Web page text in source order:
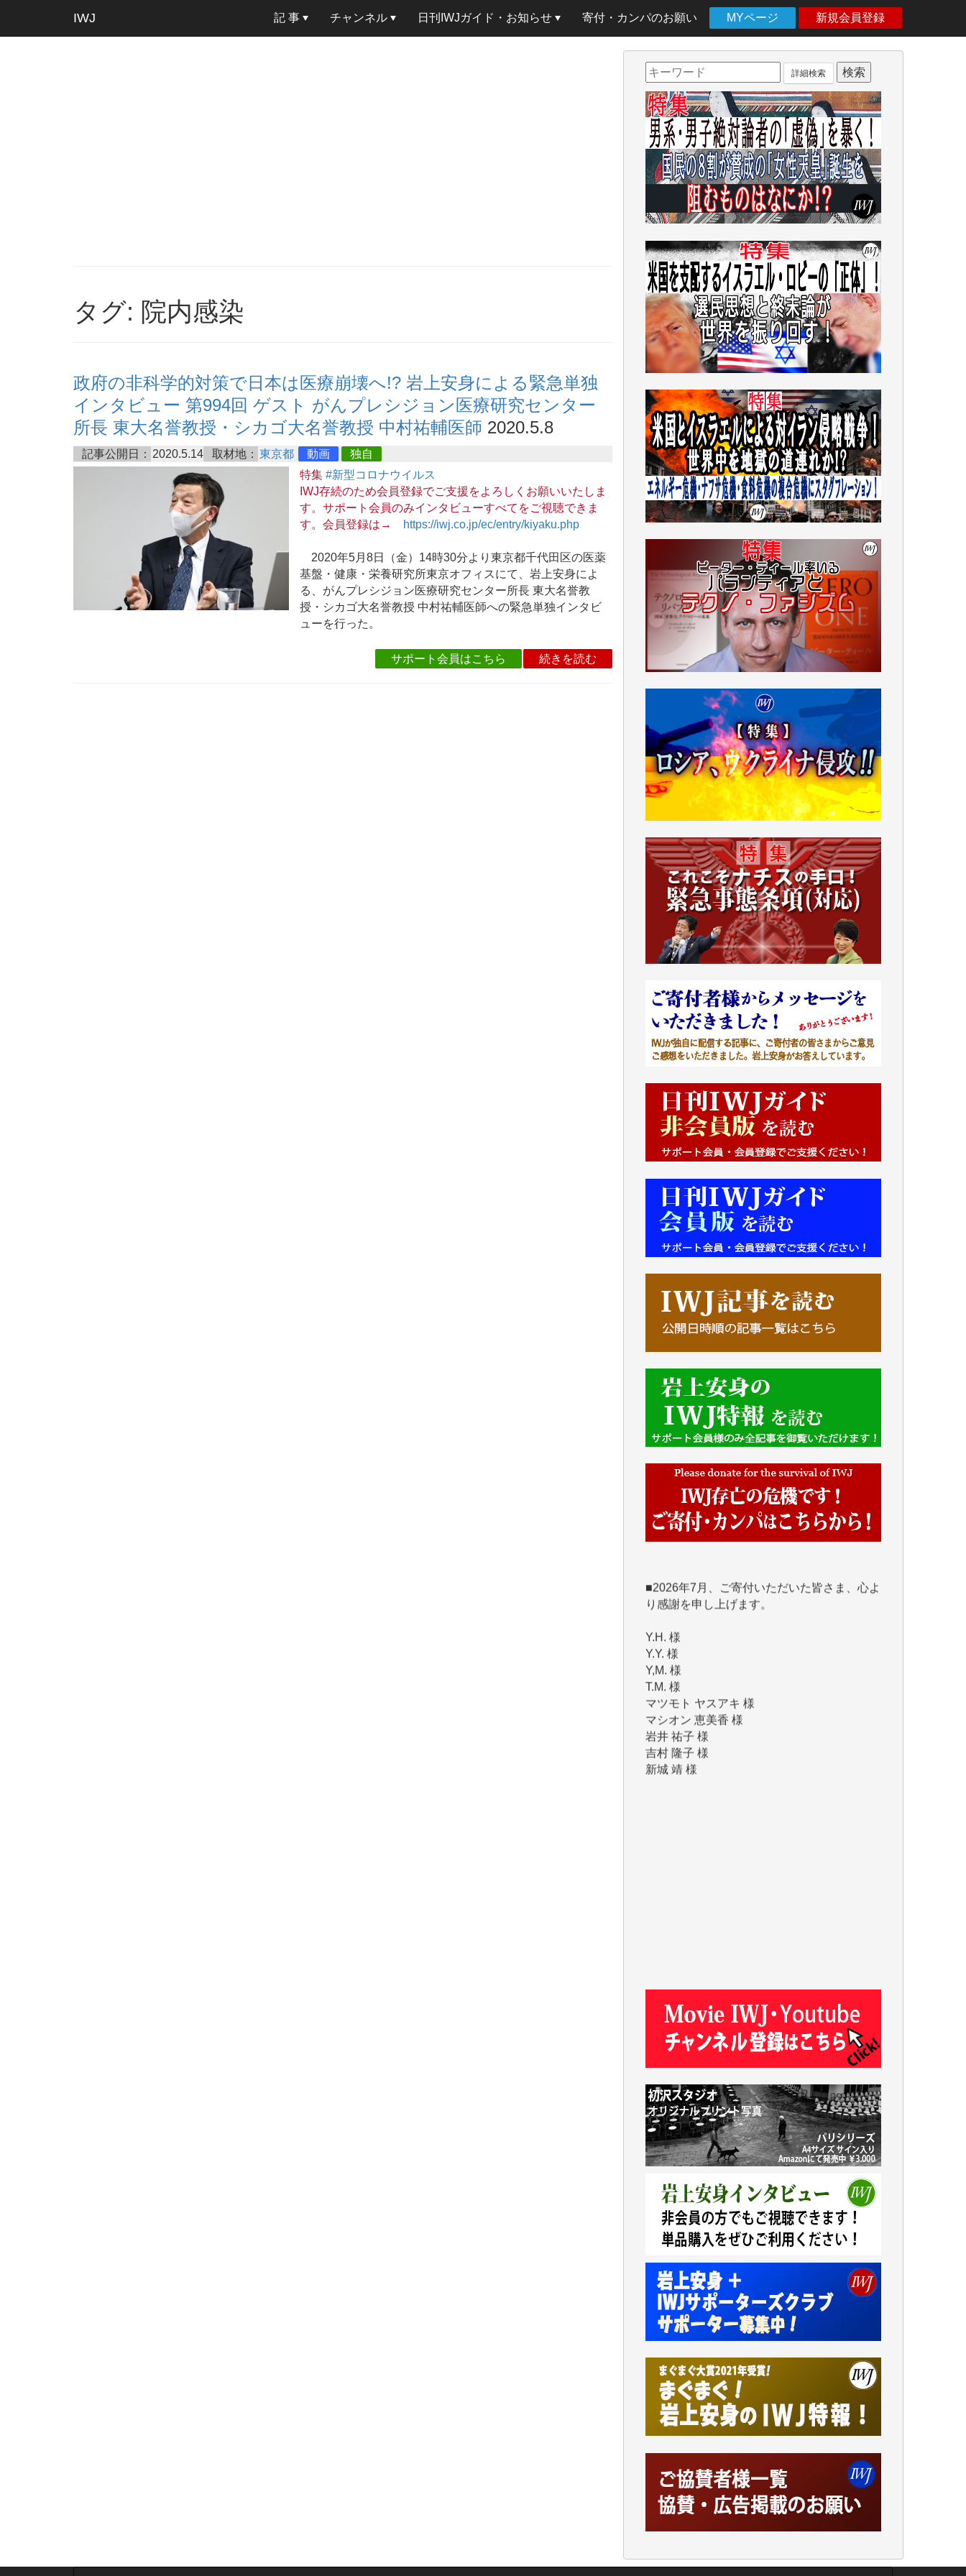
IWJ 記 事 チャンネル 日刊IWJガイド・お知らせ 寄付・カンパのお願い MYページ 新規会員登録
タグ: 院内感染
政府の非科学的対策で日本は医療崩壊へ!? 岩上安身による緊急単独
インタビュー 第994回 ゲスト がんプレシジョン医療研究センター
所長 東大名誉教授・シカゴ大名誉教授 中村祐輔医師 2020.5.8
記事公開日： 2020.5.14 取材地： 東京都 動画
独自
特集 #新型コロナウイルス
IWJ存続のため会員登録でご支援をよろしくお願いいたしま
す。サポート会員のみインタビューすべてをご視聴できま
す。会員登録は→
https://iwj.co.jp/ec/entry/kiyaku.php
2020年5月8日（金）14時30分より東京都千代田区の医薬
基盤・健康・栄養研究所東京オフィスにて、岩上安身によ
る、がんプレシジョン医療研究センター所長 東大名誉教
授・シカゴ大名誉教授 中村祐輔医師への緊急単独インタビ
ューを行った。
サポート会員はこちら 続きを読む
詳細検索
■■■■■■
より、たくさんの応援のメッセージが届いて
います。感謝を込めて、その一部をここにご
紹介いたします。
■■■■■■
Y.H. 様
Y,M. 様
T.M. 様
マツモト ヤスアキ 様
マシオン 恵美香 様
岩井 祐子 様
吉村 隆子 様
新城 靖 様
青木 要 様
T.Y. 様
山本賢二 様
吉住俊昭 様
徳山匡 様
金 盛起 様
塩川 晃平 様
松本益美 様
井出 隆太 様
及川昭男 様
岩井祐子 様
藤田英之 様
藤岡比左志 様
井出 隆太 様
小池説夫 様
アオキカナメ 様
諸般の事情によりIWJ会費払えず今は非会員
ンをよく拝見しております。コンテンツが失
われるのはあまりにもったいない。少しでも
お役立てください。（H.O.様）
今日、僅かですがカンパしました。（T.M.
今日、僅かですがカンパしました。IWJの危
機を乗り切るには到底及ばない額ですが病気
の妻を抱えている私にとっては精一杯のカン
パです。
かねてよりIWJが発してきた膨大な取材記事
や解説記事、そして各界の方々とのインタビ
ューは大袈裟ではなく、極めて重要な知的財
産だと思っています。
Windows7の頃はIWJの動画もRealPlayerで録
画できて、かなりの動画をDVDに焼きこんで
しかし、それが出来なくなって以降はExcelな